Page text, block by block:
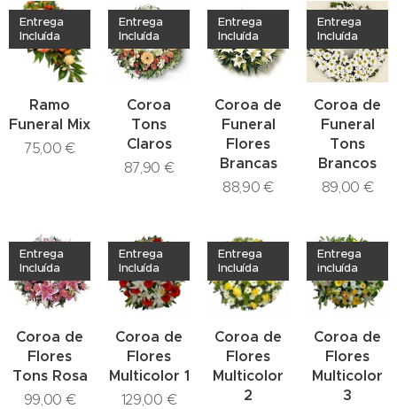
Ramo
Funeral Mix
Entrega
Incluída
75,00 €
Coroa
Tons
Claros
Entrega
Incluída
87,90 €
Coroa de
Funeral
Flores
Brancas
Entrega
Incluída
88,90 €
Coroa de
Funeral
Tons
Brancos
Entrega
Incluída
89,00 €
Coroa de
Flores
Tons Rosa
Entrega
Incluída
99,00 €
Coroa de
Flores
Multicolor 1
Entrega
Incluída
129,00 €
Coroa de
Flores
Multicolor
2
Entrega
Incluída
Coroa de
Flores
Multicolor
3
Entrega
incluída